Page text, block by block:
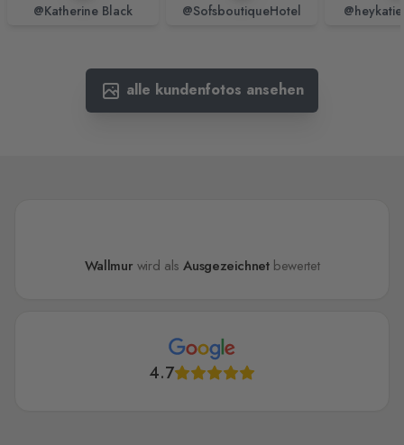
@Katherine Black @SofsboutiqueHotel
alle kundenfotos ansehen
Wallmur wird alsAusgezeichnetbewertet
4.7